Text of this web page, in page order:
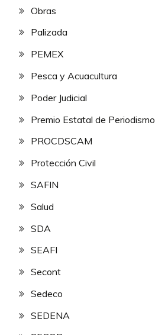
Obras
Palizada
PEMEX
Pesca y Acuacultura
Poder Judicial
Premio Estatal de Periodismo
PROCDSCAM
Protección Civil
SAFIN
Salud
SDA
SEAFI
Secont
Sedeco
SEDENA